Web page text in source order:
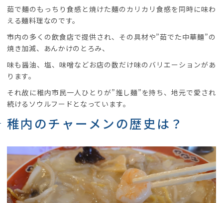
茹で麺のもっちり食感と焼けた麺のカリカリ食感を同時に味わ
える麺料理なのです。
市内の多くの飲食店で提供され、その具材や”茹でた中華麺”の
焼き加減、あんかけのとろみ、
味も醤油、塩、味噌などお店の数だけ味のバリエーションがあ
ります。
それ故に稚内市民一人ひとりが”推し麺”を持ち、地元で愛され
続けるソウルフードとなっています。
稚内のチャーメンの歴史は？